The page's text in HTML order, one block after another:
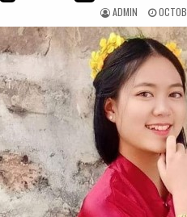
ADMIN